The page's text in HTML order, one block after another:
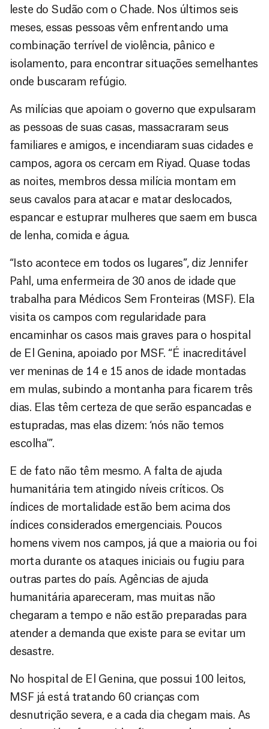
leste do Sudão com o Chade. Nos últimos seis
meses, essas pessoas vêm enfrentando uma
combinação terrível de violência, pânico e
isolamento, para encontrar situações semelhantes
onde buscaram refúgio.
As milícias que apoiam o governo que expulsaram
as pessoas de suas casas, massacraram seus
familiares e amigos, e incendiaram suas cidades e
campos, agora os cercam em Riyad. Quase todas
as noites, membros dessa milícia montam em
seus cavalos para atacar e matar deslocados,
espancar e estuprar mulheres que saem em busca
de lenha, comida e água.
“Isto acontece em todos os lugares”, diz Jennifer
Pahl, uma enfermeira de 30 anos de idade que
trabalha para Médicos Sem Fronteiras (MSF). Ela
visita os campos com regularidade para
encaminhar os casos mais graves para o hospital
de El Genina, apoiado por MSF. “É inacreditável
ver meninas de 14 e 15 anos de idade montadas
em mulas, subindo a montanha para ficarem três
dias. Elas têm certeza de que serão espancadas e
estupradas, mas elas dizem: ‘nós não temos
escolha'”.
E de fato não têm mesmo. A falta de ajuda
humanitária tem atingido níveis críticos. Os
índices de mortalidade estão bem acima dos
índices considerados emergenciais. Poucos
homens vivem nos campos, já que a maioria ou foi
morta durante os ataques iniciais ou fugiu para
outras partes do país. Agências de ajuda
humanitária apareceram, mas muitas não
chegaram a tempo e não estão preparadas para
atender a demanda que existe para se evitar um
desastre.
No hospital de El Genina, que possui 100 leitos,
MSF já está tratando 60 crianças com
desnutrição severa, e a cada dia chegam mais. As